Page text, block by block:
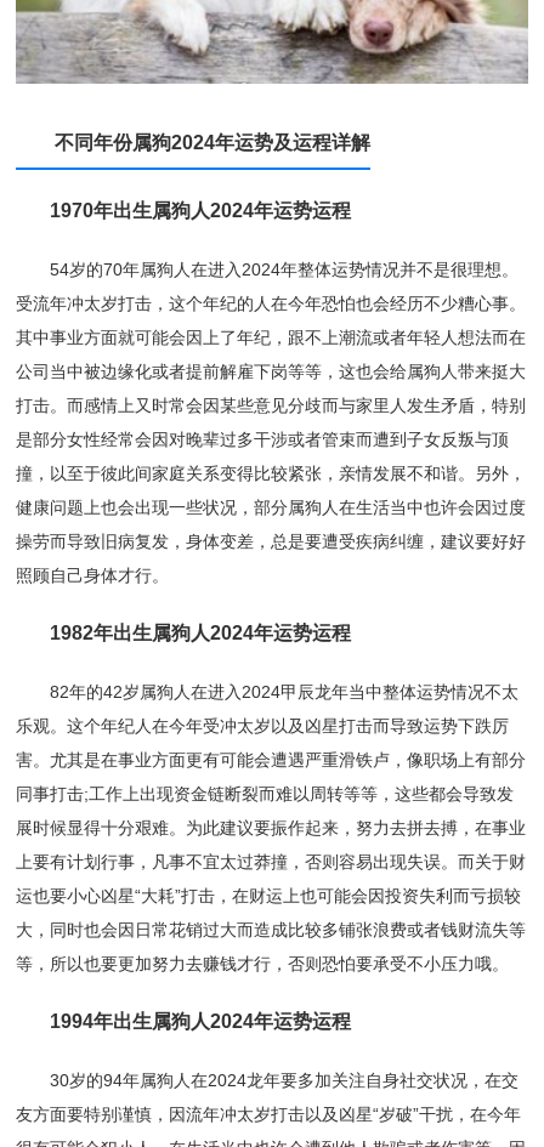
不同年份属狗2024年运势及运程详解
1970年出生属狗人2024年运势运程
54岁的70年属狗人在进入2024年整体运势情况并不是很理想。
受流年冲太岁打击，这个年纪的人在今年恐怕也会经历不少糟心事。
其中事业方面就可能会因上了年纪，跟不上潮流或者年轻人想法而在
公司当中被边缘化或者提前解雇下岗等等，这也会给属狗人带来挺大
打击。而感情上又时常会因某些意见分歧而与家里人发生矛盾，特别
是部分女性经常会因对晚辈过多干涉或者管束而遭到子女反叛与顶
撞，以至于彼此间家庭关系变得比较紧张，亲情发展不和谐。另外，
健康问题上也会出现一些状况，部分属狗人在生活当中也许会因过度
操劳而导致旧病复发，身体变差，总是要遭受疾病纠缠，建议要好好
照顾自己身体才行。
1982年出生属狗人2024年运势运程
82年的42岁属狗人在进入2024甲辰龙年当中整体运势情况不太
乐观。这个年纪人在今年受冲太岁以及凶星打击而导致运势下跌厉
害。尤其是在事业方面更有可能会遭遇严重滑铁卢，像职场上有部分
同事打击;工作上出现资金链断裂而难以周转等等，这些都会导致发
展时候显得十分艰难。为此建议要振作起来，努力去拼去搏，在事业
上要有计划行事，凡事不宜太过莽撞，否则容易出现失误。而关于财
运也要小心凶星“大耗”打击，在财运上也可能会因投资失利而亏损较
大，同时也会因日常花销过大而造成比较多铺张浪费或者钱财流失等
等，所以也要更加努力去赚钱才行，否则恐怕要承受不小压力哦。
1994年出生属狗人2024年运势运程
30岁的94年属狗人在2024龙年要多加关注自身社交状况，在交
友方面要特别谨慎，因流年冲太岁打击以及凶星“岁破”干扰，在今年